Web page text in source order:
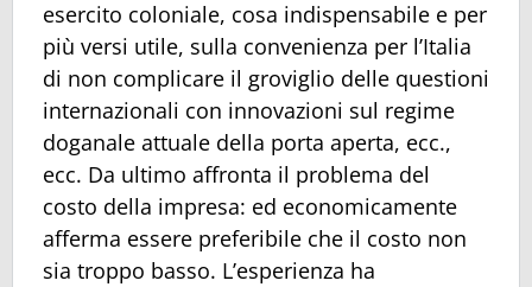
esercito coloniale, cosa indispensabile e per
più versi utile, sulla convenienza per l’Italia
di non complicare il groviglio delle questioni
internazionali con innovazioni sul regime
doganale attuale della porta aperta, ecc.,
ecc. Da ultimo affronta il problema del
costo della impresa: ed economicamente
afferma essere preferibile che il costo non
sia troppo basso. L’esperienza ha